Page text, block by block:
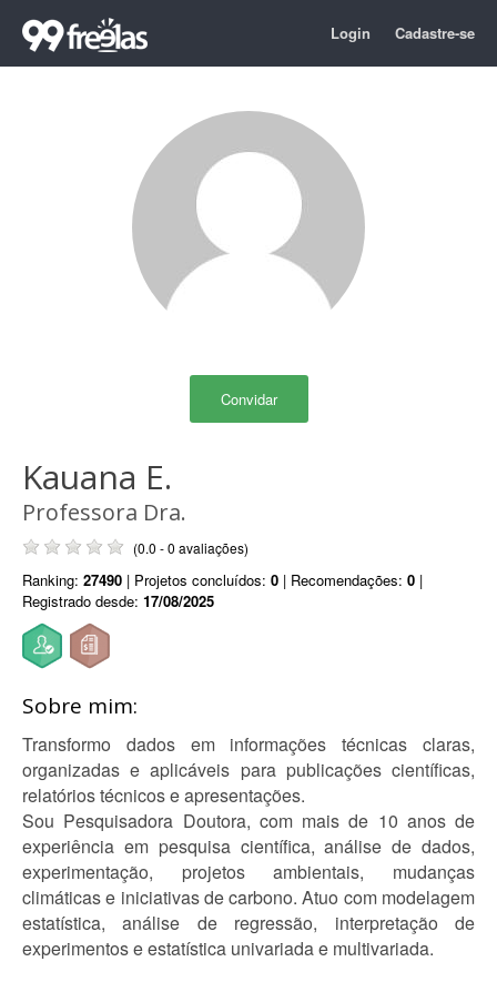
Login Cadastre-se
Convidar
Kauana E.
Professora Dra.
(0.0 - 0 avaliações)
Ranking: 27490 | Projetos concluídos: 0 | Recomendações: 0 |
Registrado desde: 17/08/2025
Sobre mim:
Transformo dados em informações técnicas claras,
organizadas e aplicáveis para publicações científicas,
relatórios técnicos e apresentações.
Sou Pesquisadora Doutora, com mais de 10 anos de
experiência em pesquisa científica, análise de dados,
experimentação, projetos ambientais, mudanças
climáticas e iniciativas de carbono. Atuo com modelagem
estatística, análise de regressão, interpretação de
experimentos e estatística univariada e multivariada.